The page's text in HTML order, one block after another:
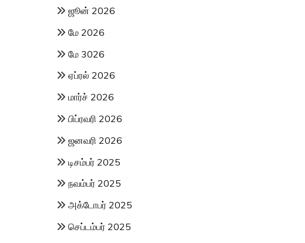
ஜூன் 2026
மே 2026
மே 3026
ஏப்ரல் 2026
மார்ச் 2026
பிப்ரவரி 2026
ஜனவரி 2026
டிசம்பர் 2025
நவம்பர் 2025
அக்டோபர் 2025
செப்டம்பர் 2025